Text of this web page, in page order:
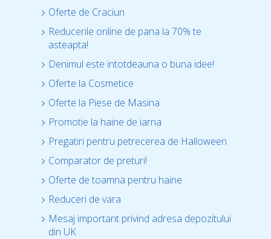
Oferte de Craciun
Reducerile online de pana la 70% te
asteapta!
Denimul este intotdeauna o buna idee!
Oferte la Cosmetice
Oferte la Piese de Masina
Promotie la haine de iarna
Pregatiri pentru petrecerea de Halloween
Comparator de preturi!
Oferte de toamna pentru haine
Reduceri de vara
Mesaj important privind adresa depozitului
din UK